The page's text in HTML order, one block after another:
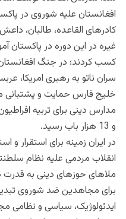
افغانستان علیه شوروی در
کادرهای القاعده، طالبان،
غیره در این دوره در پاکستان
کسب کردند؛ در جنگ
سران ناتو به رهبری امریکا،
خلیج فارس حمایت و پشتبانی
و 13 هزار باب رسید.
در ایران زمینه برای استقرار
انقلاب مردمی علیه نظام
ملاهای حوزهای دینی به قدرت
برای مجاهدین ضد شوروی
ایدئولوژیک، سیاسی و